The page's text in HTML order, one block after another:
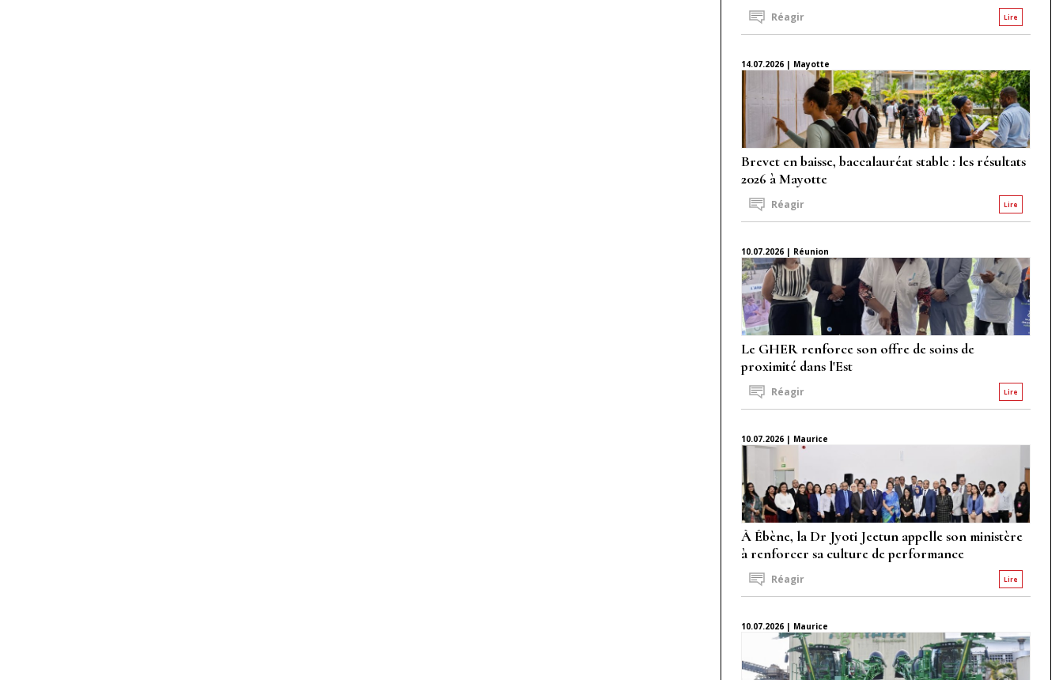
Lire
Réagir
14.07.2026 | Mayotte
Brevet en baisse, baccalauréat stable : les résultats
2026 à Mayotte
Lire
Réagir
10.07.2026 | Réunion
Le GHER renforce son offre de soins de
proximité dans l'Est
Lire
Réagir
10.07.2026 | Maurice
À Ébène, la Dr Jyoti Jeetun appelle son ministère
à renforcer sa culture de performance
Lire
Réagir
10.07.2026 | Maurice